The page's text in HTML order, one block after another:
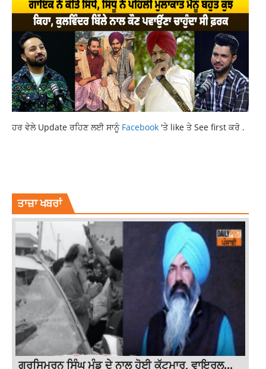
ਹਰ ਵੇਲੇ Update ਰਹਿਣ ਲਈ ਸਾਨੂੰ Facebook 'ਤੇ like ਤੇ See first ਕਰੋ .
ਤਾਜ਼ਾ ਖਬਰਾਂ
ਗੁਰਸਿਮਰਨ ਸਿੰਘ ਮੰਡ ਦੇ ਨਾਲ ਹੋਈ ਕੁੱਟਮਾਰ, ਵਾਇਰਲ...